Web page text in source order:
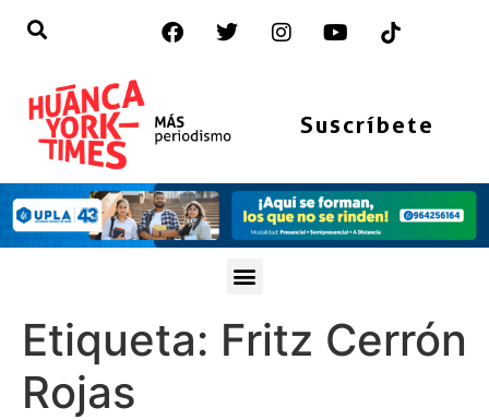
Suscríbete
Etiqueta: Fritz Cerrón
Rojas